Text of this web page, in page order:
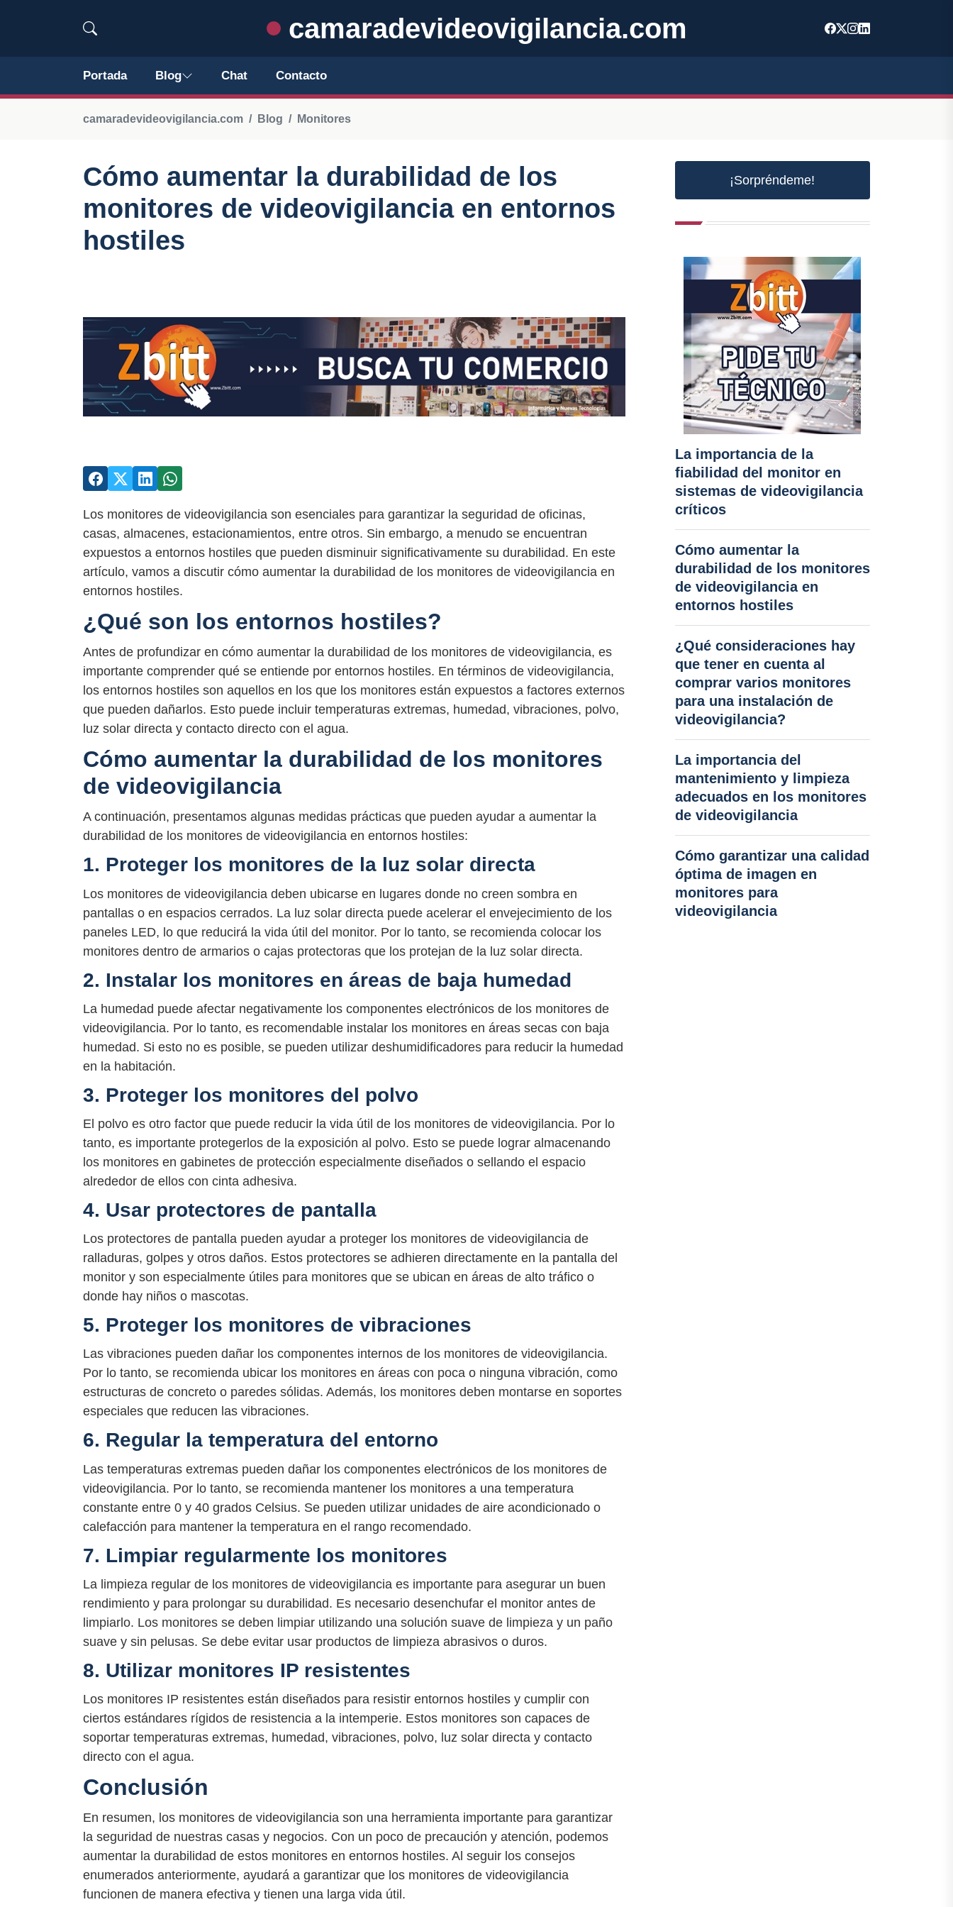
camaradevideovigilancia.com
Portada Blog Chat Contacto
camaradevideovigilancia.com Blog Monitores
Cómo aumentar la durabilidad de los
monitores de videovigilancia en entornos
hostiles
Los monitores de videovigilancia son esenciales para garantizar la seguridad de oficinas,
casas, almacenes, estacionamientos, entre otros. Sin embargo, a menudo se encuentran
expuestos a entornos hostiles que pueden disminuir significativamente su durabilidad. En este
artículo, vamos a discutir cómo aumentar la durabilidad de los monitores de videovigilancia en
entornos hostiles.
¿Qué son los entornos hostiles?
Antes de profundizar en cómo aumentar la durabilidad de los monitores de videovigilancia, es
importante comprender qué se entiende por entornos hostiles. En términos de videovigilancia,
los entornos hostiles son aquellos en los que los monitores están expuestos a factores externos
que pueden dañarlos. Esto puede incluir temperaturas extremas, humedad, vibraciones, polvo,
luz solar directa y contacto directo con el agua.
Cómo aumentar la durabilidad de los monitores
de videovigilancia
A continuación, presentamos algunas medidas prácticas que pueden ayudar a aumentar la
durabilidad de los monitores de videovigilancia en entornos hostiles:
1. Proteger los monitores de la luz solar directa
Los monitores de videovigilancia deben ubicarse en lugares donde no creen sombra en
pantallas o en espacios cerrados. La luz solar directa puede acelerar el envejecimiento de los
paneles LED, lo que reducirá la vida útil del monitor. Por lo tanto, se recomienda colocar los
monitores dentro de armarios o cajas protectoras que los protejan de la luz solar directa.
2. Instalar los monitores en áreas de baja humedad
La humedad puede afectar negativamente los componentes electrónicos de los monitores de
videovigilancia. Por lo tanto, es recomendable instalar los monitores en áreas secas con baja
humedad. Si esto no es posible, se pueden utilizar deshumidificadores para reducir la humedad
en la habitación.
3. Proteger los monitores del polvo
El polvo es otro factor que puede reducir la vida útil de los monitores de videovigilancia. Por lo
tanto, es importante protegerlos de la exposición al polvo. Esto se puede lograr almacenando
los monitores en gabinetes de protección especialmente diseñados o sellando el espacio
alrededor de ellos con cinta adhesiva.
4. Usar protectores de pantalla
Los protectores de pantalla pueden ayudar a proteger los monitores de videovigilancia de
ralladuras, golpes y otros daños. Estos protectores se adhieren directamente en la pantalla del
monitor y son especialmente útiles para monitores que se ubican en áreas de alto tráfico o
donde hay niños o mascotas.
5. Proteger los monitores de vibraciones
Las vibraciones pueden dañar los componentes internos de los monitores de videovigilancia.
Por lo tanto, se recomienda ubicar los monitores en áreas con poca o ninguna vibración, como
estructuras de concreto o paredes sólidas. Además, los monitores deben montarse en soportes
especiales que reducen las vibraciones.
6. Regular la temperatura del entorno
Las temperaturas extremas pueden dañar los componentes electrónicos de los monitores de
videovigilancia. Por lo tanto, se recomienda mantener los monitores a una temperatura
constante entre 0 y 40 grados Celsius. Se pueden utilizar unidades de aire acondicionado o
calefacción para mantener la temperatura en el rango recomendado.
7. Limpiar regularmente los monitores
La limpieza regular de los monitores de videovigilancia es importante para asegurar un buen
rendimiento y para prolongar su durabilidad. Es necesario desenchufar el monitor antes de
limpiarlo. Los monitores se deben limpiar utilizando una solución suave de limpieza y un paño
suave y sin pelusas. Se debe evitar usar productos de limpieza abrasivos o duros.
8. Utilizar monitores IP resistentes
Los monitores IP resistentes están diseñados para resistir entornos hostiles y cumplir con
ciertos estándares rígidos de resistencia a la intemperie. Estos monitores son capaces de
soportar temperaturas extremas, humedad, vibraciones, polvo, luz solar directa y contacto
directo con el agua.
Conclusión
En resumen, los monitores de videovigilancia son una herramienta importante para garantizar
la seguridad de nuestras casas y negocios. Con un poco de precaución y atención, podemos
aumentar la durabilidad de estos monitores en entornos hostiles. Al seguir los consejos
enumerados anteriormente, ayudará a garantizar que los monitores de videovigilancia
funcionen de manera efectiva y tienen una larga vida útil.
¡Sorpréndeme!
La importancia de la
fiabilidad del monitor en
sistemas de videovigilancia
críticos
Cómo aumentar la
durabilidad de los monitores
de videovigilancia en
entornos hostiles
¿Qué consideraciones hay
que tener en cuenta al
comprar varios monitores
para una instalación de
videovigilancia?
La importancia del
mantenimiento y limpieza
adecuados en los monitores
de videovigilancia
Cómo garantizar una calidad
óptima de imagen en
monitores para
videovigilancia